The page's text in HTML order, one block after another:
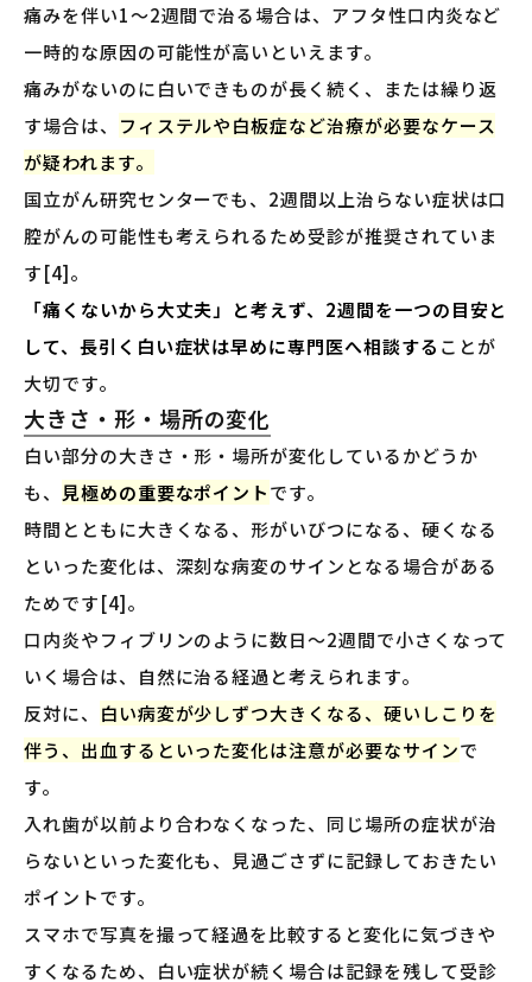
痛みを伴い1〜2週間で治る場合は、アフタ性口内炎など
一時的な原因の可能性が高いといえます。
痛みがないのに白いできものが長く続く、または繰り返
す場合は、
フィステルや白板症など治療が必要なケース
が疑われます。
国立がん研究センターでも、2週間以上治らない症状は口
腔がんの可能性も考えられるため受診が推奨されていま
す[4]。
「痛くないから大丈夫」と考えず、2週間を一つの目安と
して、長引く白い症状は早めに専門医へ相談する ことが
大切です。
大きさ・形・場所の変化
白い部分の大きさ・形・場所が変化しているかどうか
も、
見極めの重要なポイントです。
時間とともに大きくなる、形がいびつになる、硬くなる
といった変化は、深刻な病変のサインとなる場合がある
ためです[4]。
口内炎やフィブリンのように数日〜2週間で小さくなって
いく場合は、自然に治る経過と考えられます。
反対に、
白い病変が少しずつ大きくなる、硬いしこりを
伴う、出血するといった変化は注意が必要なサインで
す。
入れ歯が以前より合わなくなった、同じ場所の症状が治
らないといった変化も、見過ごさずに記録しておきたい
ポイントです。
スマホで写真を撮って経過を比較すると変化に気づきや
すくなるため、白い症状が続く場合は記録を残して受診